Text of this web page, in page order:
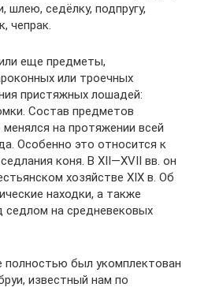
шлею, седёлку, подпругу,
чепрак.
еще предметы,
или троечных
пристяжных лошадей:
Состав предметов
на протяжении всей
Особенно это относится к
коня. В XII—XVII вв. он
хозяйстве XIX в. Об
находки, а также
седлом на средневековых
был укомплектован
известный нам по